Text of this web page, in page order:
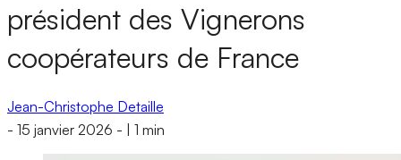
président des Vignerons
coopérateurs de France
Jean-Christophe Detaille
- 15 janvier 2026 - 1 min